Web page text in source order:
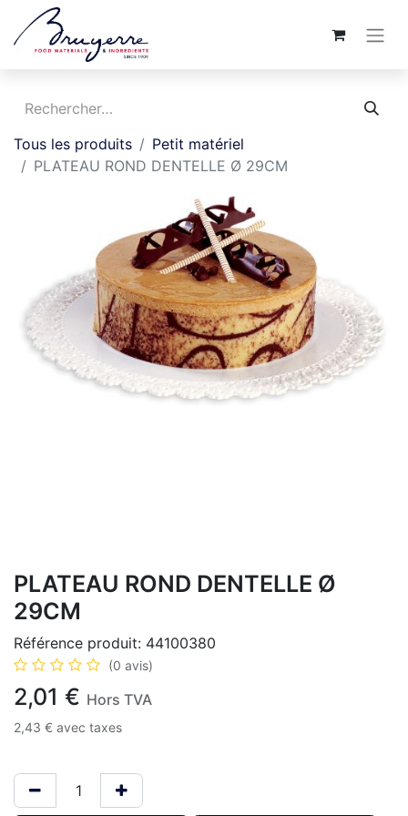
Tous les produits
Petit matériel
PLATEAU ROND DENTELLE Ø 29CM
PLATEAU ROND DENTELLE Ø
29CM
Référence produit: 44100380
(0 avis)
2,01 € Hors TVA
2,43 € avec taxes